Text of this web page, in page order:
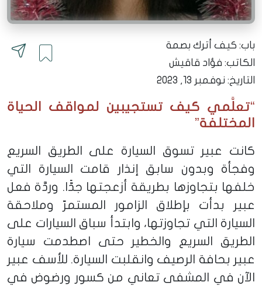
باب: كيف أترك بصمة
الكاتب: فؤاد قاقيش
التاريخ: نوفمبر 13, 2023
“تعلَّمي كيف تستجيبين لمواقف الحياة
المختلفة”
كانت عبير تسوق السيارة على الطريق السريع
وفجأة وبدون سابق إنذار قامت السيارة التي
خلفها بتجاوزها بطريقة أزعجتها جدًّا. وردَّة فعل
عبير بدأت بإطلاق الزامور المستمرّ وملاحقة
السيارة التي تجاوزتها، وابتدأ سباق السيارات على
الطريق السريع والخطير حتى اصطدمت سيارة
عبير بحافة الرصيف وانقلبت السيارة. للأسف عبير
الآن في المشفى تعاني من كسور ورضوض في